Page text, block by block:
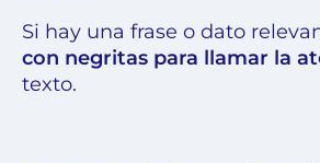
Si hay una frase o dato
con negritas para llamar la
texto.